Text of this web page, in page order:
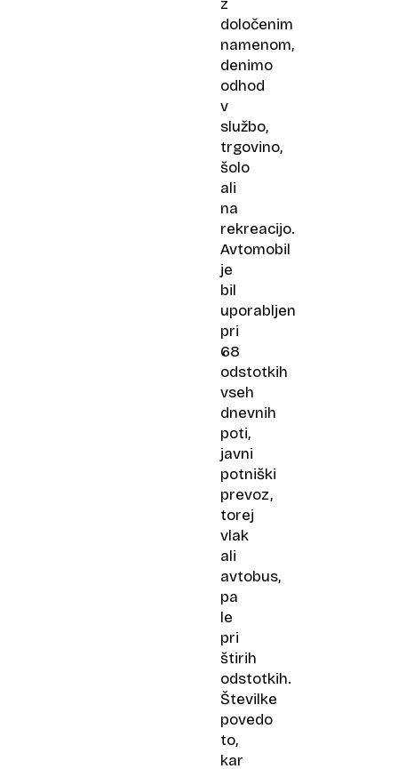
z
določenim
namenom,
denimo
odhod
v
službo,
trgovino,
šolo
ali
na
rekreacijo.
Avtomobil
je
bil
uporabljen
pri
68
odstotkih
vseh
dnevnih
poti,
javni
potniški
prevoz,
torej
vlak
ali
avtobus,
pa
le
pri
štirih
odstotkih.
Številke
povedo
to,
kar